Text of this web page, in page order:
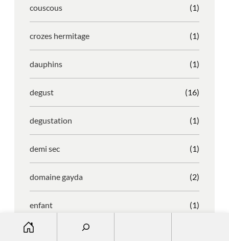
couscous (1)
crozes hermitage (1)
dauphins (1)
degust (16)
degustation (1)
demi sec (1)
domaine gayda (2)
enfant (1)
entreprise